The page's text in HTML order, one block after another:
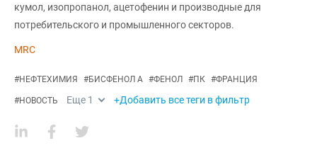
кумол, изопропанол, ацетофенин и производные для
потребительского и промышленного секторов.
MRC
#НЕФТЕХИМИЯ #БИСФЕНОЛ А #ФЕНОЛ #ПК #ФРАНЦИЯ
#НОВОСТЬ Еще 1 +Добавить все теги в фильтр